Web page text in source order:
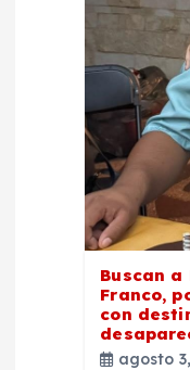
Buscan a
Franco,
con
agosto